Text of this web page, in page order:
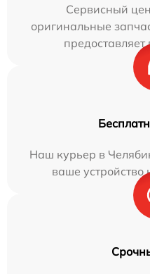
Сервисный
оригинальные
Наш курьер в
ваше устройство